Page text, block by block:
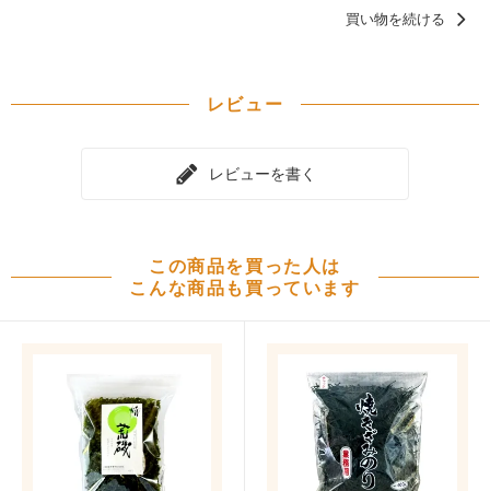
買い物を続ける
レビュー
レビューを書く
この商品を買った人は
こんな商品も買っています